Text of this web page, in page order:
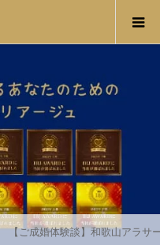
【ご成婚体験談】和歌山アラサ